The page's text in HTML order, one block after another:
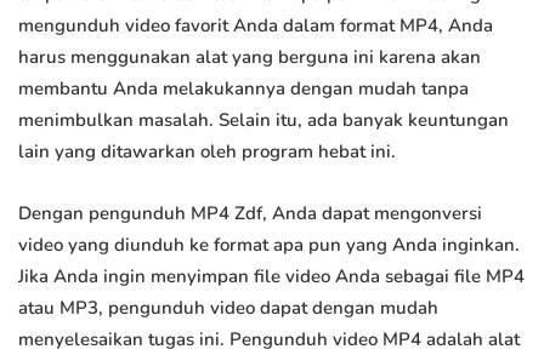
mengunduh video favorit Anda dalam format MP4, Anda
harus menggunakan alat yang berguna ini karena akan
membantu Anda melakukannya dengan mudah tanpa
menimbulkan masalah. Selain itu, ada banyak keuntungan
lain yang ditawarkan oleh program hebat ini.
Dengan pengunduh MP4 Zdf, Anda dapat mengonversi
video yang diunduh ke format apa pun yang Anda inginkan.
Jika Anda ingin menyimpan file video Anda sebagai file MP4
atau MP3, pengunduh video dapat dengan mudah
menyelesaikan tugas ini. Pengunduh video MP4 adalah alat